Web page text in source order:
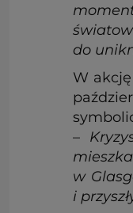
do
W akcję
–
w
i